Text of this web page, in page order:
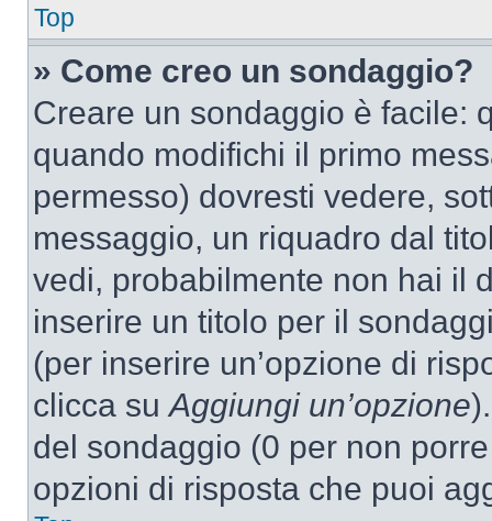
Top
» Come creo un sondaggio?
Creare un sondaggio è facile:
quando modifichi il primo
permesso) dovresti vedere,
messaggio, un riquadro dal
vedi, probabilmente non hai il
inserire un titolo per il
(per inserire un’opzione di
clicca suAggiungi un’opzione
del sondaggio (0 per non
opzioni di risposta che puoi